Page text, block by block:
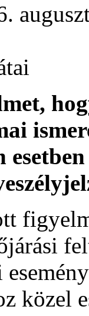
közel